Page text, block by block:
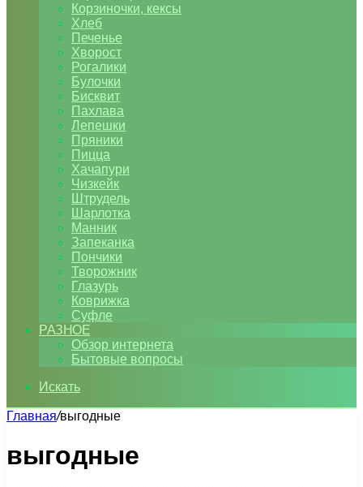
Корзиночки, кексы
Хлеб
Печенье
Хворост
Рогалики
Булочки
Бисквит
Пахлава
Лепешки
Пряники
Пицца
Хачапури
Чизкейк
Штрудель
Шарлотка
Манник
Запеканка
Пончики
Творожник
Глазурь
Коврижка
Суфле
РАЗНОЕ
Обзор интернета
Бытовые вопросы
Искать
Главная/выгодные
выгодные